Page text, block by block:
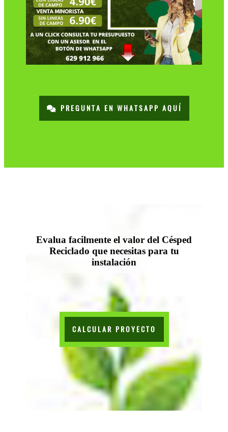
PREGUNTA EN WHATSAPP AQUÍ
Evalua facilmente el valor del Césped
Reciclado que necesitas para tu
instalación
CALCULAR PROYECTO